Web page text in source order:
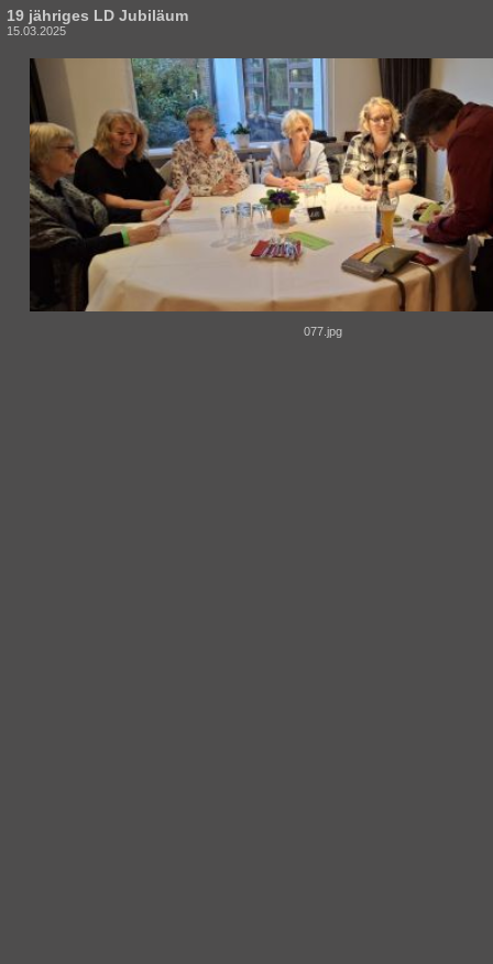
19 jähriges LD Jubiläum
15.03.2025
077.jpg